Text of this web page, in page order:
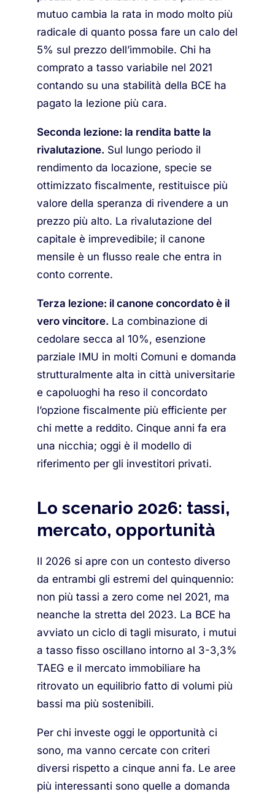
mutuo cambia la rata in modo molto più
radicale di quanto possa fare un calo del
5% sul prezzo dell’immobile. Chi ha
comprato a tasso variabile nel 2021
contando su una stabilità della BCE ha
pagato la lezione più cara.
Seconda lezione: la rendita batte la
rivalutazione. Sul lungo periodo il
rendimento da locazione, specie se
ottimizzato fiscalmente, restituisce più
valore della speranza di rivendere a un
prezzo più alto. La rivalutazione del
capitale è imprevedibile; il canone
mensile è un flusso reale che entra in
conto corrente.
Terza lezione: il canone concordato è il
vero vincitore. La combinazione di
cedolare secca al 10%, esenzione
parziale IMU in molti Comuni e domanda
strutturalmente alta in città universitarie
e capoluoghi ha reso il concordato
l’opzione fiscalmente più efficiente per
chi mette a reddito. Cinque anni fa era
una nicchia; oggi è il modello di
riferimento per gli investitori privati.
Lo scenario 2026: tassi,
mercato, opportunità
Il 2026 si apre con un contesto diverso
da entrambi gli estremi del quinquennio:
non più tassi a zero come nel 2021, ma
neanche la stretta del 2023. La BCE ha
avviato un ciclo di tagli misurato, i mutui
a tasso fisso oscillano intorno al 3-3,3%
TAEG e il mercato immobiliare ha
ritrovato un equilibrio fatto di volumi più
bassi ma più sostenibili.
Per chi investe oggi le opportunità ci
sono, ma vanno cercate con criteri
diversi rispetto a cinque anni fa. Le aree
più interessanti sono quelle a domanda